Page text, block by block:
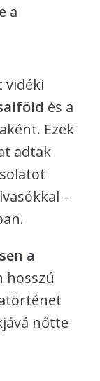
a
vidéki
és a
Ezek
adtak
–
a
hosszú
nőtte